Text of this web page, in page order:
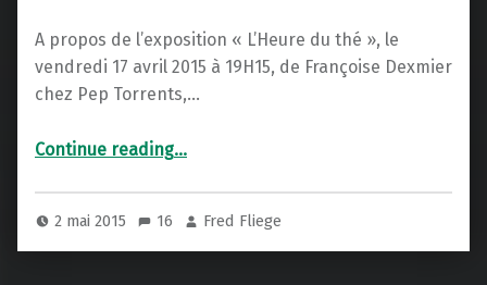
A propos de l’exposition « L’Heure du thé », le
vendredi 17 avril 2015 à 19H15, de Françoise Dexmier
chez Pep Torrents,…
Continue reading“Communication du Dr Fred Fliege, Psychologue, psychanalyste”
…
2 mai 2015 16 Fred Fliege